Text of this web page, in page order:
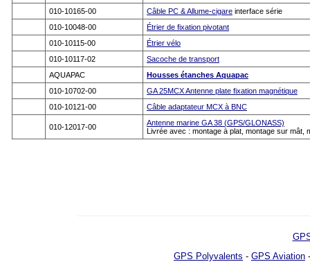
010-10165-00
Câble PC & Allume-cigare interface série
010-10048-00
Étrier de fixation pivotant
010-10115-00
Étrier vélo
010-10117-02
Sacoche de transport
AQUAPAC
Housses étanches Aquapac
010-10702-00
GA 25MCX Antenne plate fixation magnétique
010-10121-00
Câble adaptateur MCX à BNC
010-12017-00
Antenne marine GA 38 (GPS/GLONASS)
Livrée avec : montage à plat, montage sur mât,
GPS Polyvalents - GPS Aviation